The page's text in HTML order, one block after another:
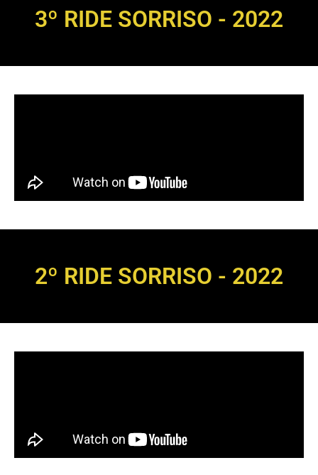
3º RIDE SORRISO - 2022
2º RIDE SORRISO - 2022